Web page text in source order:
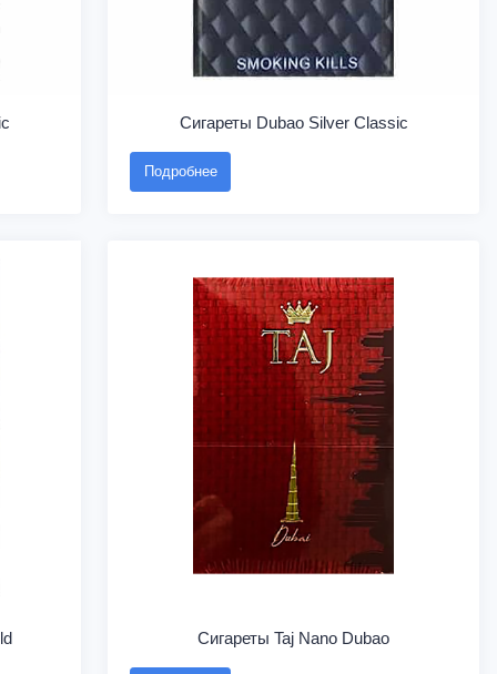
Сигареты Dubao Silver Classic
Подробнее
Сигареты Taj Nano Dubao